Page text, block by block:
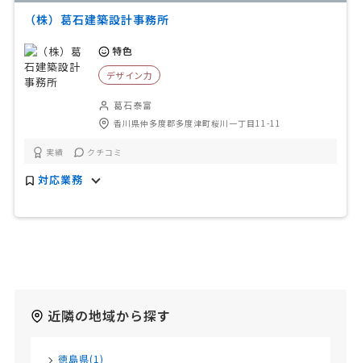
（株）葛石建築設計事務所
特色
デザイン力
葛石泰富
香川県仲多度郡多度津町桜川一丁目11-11
実績 クチコミ
対応業務
近隣の地域から探す
徳島県(1)